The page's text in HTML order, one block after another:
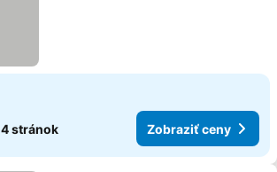
4 stránok Zobraziť ceny